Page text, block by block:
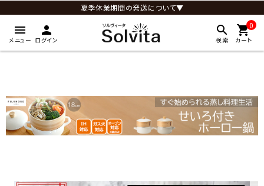
夏季休業期間の発送について▼
menu
メニュー
person
ログイン
search
検索
0
shopping_cart
カート